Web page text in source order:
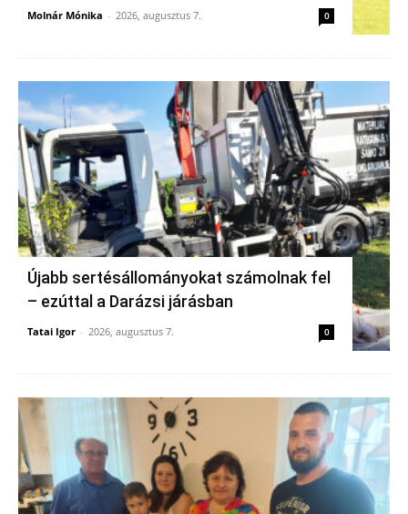
Molnár Mónika - 2026, augusztus 7. 0
Újabb sertésállományokat számolnak fel
– ezúttal a Darázsi járásban
Tatai Igor - 2026, augusztus 7. 0